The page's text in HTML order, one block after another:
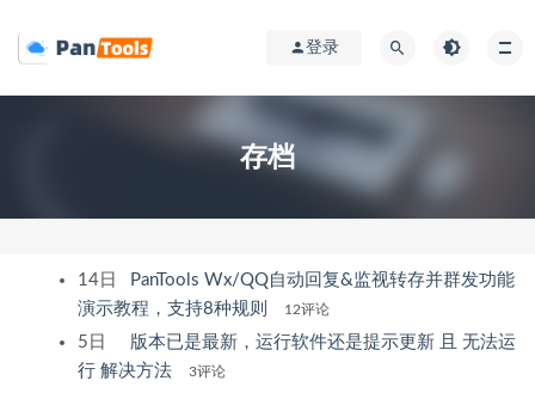
登录
存档
14日
PanTools Wx/QQ自动回复&监视转存并群发功能
演示教程，支持8种规则
12评论
5日
版本已是最新，运行软件还是提示更新 且 无法运
行 解决方法
3评论